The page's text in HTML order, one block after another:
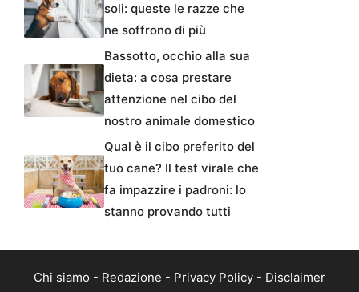
soli: queste le razze che
ne soffrono di più
Bassotto, occhio alla sua
dieta: a cosa prestare
attenzione nel cibo del
nostro animale domestico
Qual è il cibo preferito del
tuo cane? Il test virale che
fa impazzire i padroni: lo
stanno provando tutti
Chi siamo - Redazione - Privacy Policy - Disclaimer